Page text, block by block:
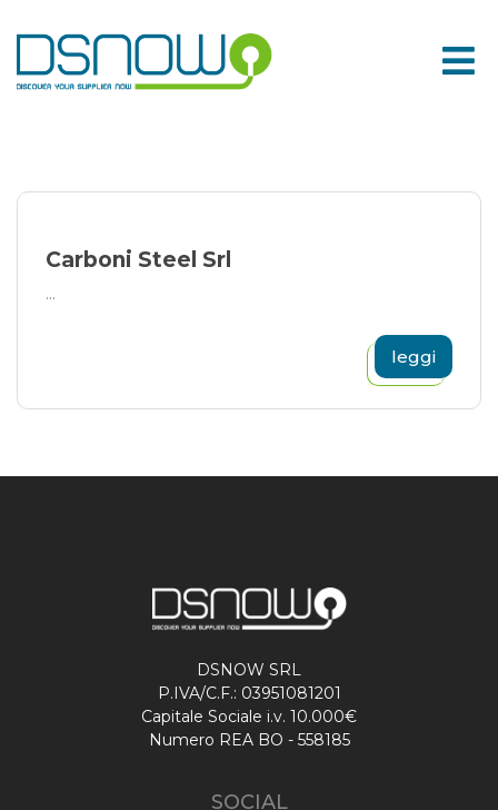
to
content
Carboni Steel Srl
...
leggi
DSNOW SRL
P.IVA/C.F.: 03951081201
Capitale Sociale i.v. 10.000€
Numero REA BO - 558185
SOCIAL